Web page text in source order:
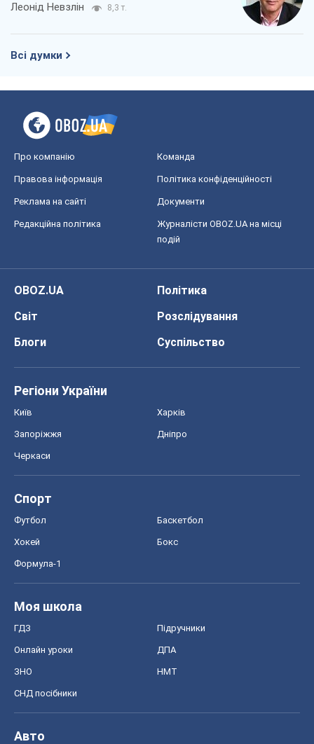
Леонід Невзлін 8,3 т.
Всі думки
Про компанію Команда
Правова інформація Політика конфіденційності
Реклама на сайті Документи
Редакційна політика
Журналісти OBOZ.UA на місці
подій
OBOZ.UA
Політика
Світ
Розслідування
Блоги
Суспільство
Регіони України
Київ Харків
Запоріжжя Дніпро
Черкаси
Спорт
Футбол Баскетбол
Хокей Бокс
Формула-1
Моя школа
ГДЗ Підручники
Онлайн уроки ДПА
ЗНО НМТ
СНД посібники
Авто